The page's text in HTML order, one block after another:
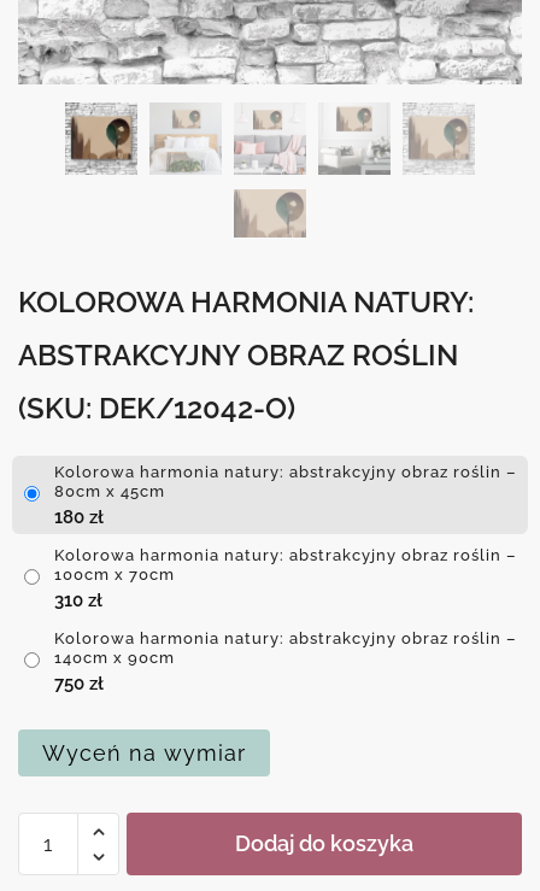
KOLOROWA HARMONIA NATURY:
ABSTRAKCYJNY OBRAZ ROŚLIN
(SKU: DEK/12042-O)
Kolorowa harmonia natury: abstrakcyjny obraz roślin –
80cm x 45cm
180 zł
Kolorowa harmonia natury: abstrakcyjny obraz roślin –
100cm x 70cm
310 zł
Kolorowa harmonia natury: abstrakcyjny obraz roślin –
140cm x 90cm
750 zł
Wyceń na wymiar
Kolorowa
Dodaj do koszyka